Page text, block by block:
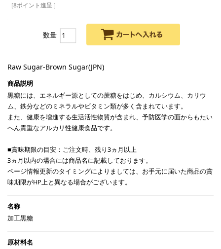
[8ポイント進呈 ]
数量
Raw Sugar-Brown Sugar(JPN)
黒糖には、エネルギー源としての蔗糖をはじめ、カルシウム、カリウ
ム、鉄分などのミネラルやビタミン類が多く含まれています。
また、健康を増進する生活活性物質が含まれ、予防医学の面からもたい
へん貴重なアルカリ性健康食品です。
■賞味期限の目安：ご注文時、残り3ヵ月以上
3ヵ月以内の場合には商品名に記載しております。
ページ情報更新のタイミングによりましては、お手元に届いた商品の賞
味期限がHP上と異なる場合がございます。
加工黒糖